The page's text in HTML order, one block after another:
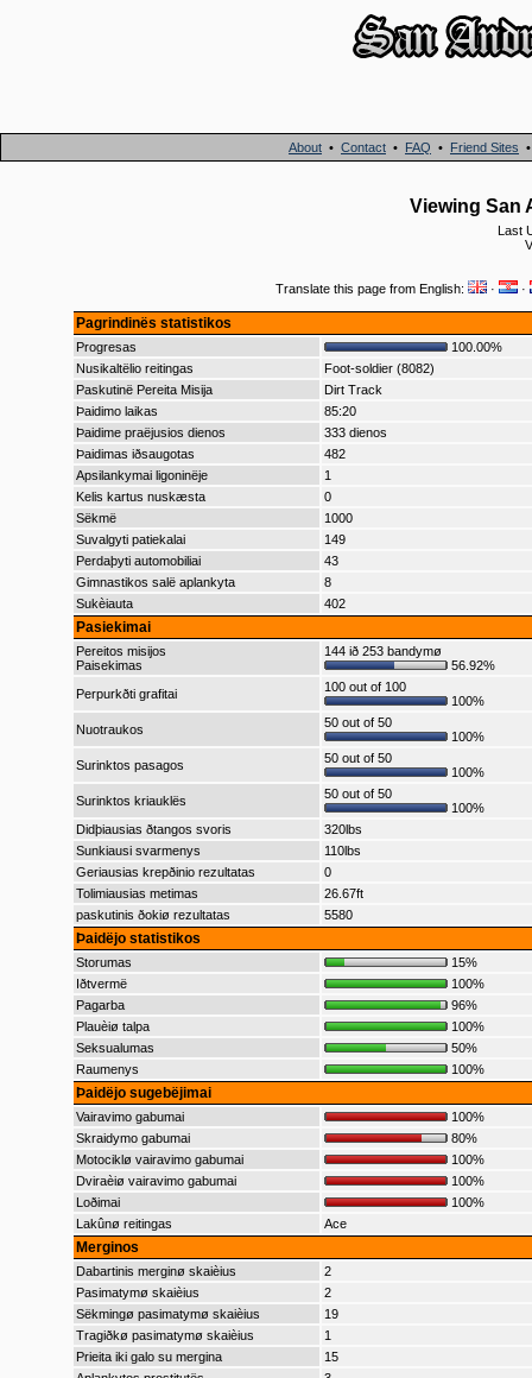
About • Contact • FAQ • Friend Sites
Viewing San
Last
Translate this page from English: · ·
Pagrindinës statistikos
Progresas
100.00%
Nusikaltëlio reitingas
Foot-soldier (8082)
Paskutinë Pereita Misija
Dirt Track
Þaidimo laikas
85:20
Þaidime praëjusios dienos
333 dienos
Þaidimas iðsaugotas
482
Apsilankymai ligoninëje
1
Kelis kartus nuskæsta
0
Sëkmë
1000
Suvalgyti patiekalai
149
Perdaþyti automobiliai
43
Gimnastikos salë aplankyta
8
Sukèiauta
402
Pasiekimai
Pereitos misijos
Paisekimas
144 ið 253 bandymø
56.92%
Perpurkðti grafitai
100 out of 100
100%
Nuotraukos
50 out of 50
100%
Surinktos pasagos
50 out of 50
100%
Surinktos kriauklës
50 out of 50
100%
Didþiausias ðtangos svoris
320lbs
Sunkiausi svarmenys
110lbs
Geriausias krepðinio rezultatas
0
Tolimiausias metimas
26.67ft
paskutinis ðokiø rezultatas
5580
Þaidëjo statistikos
Storumas
15%
Iðtvermë
100%
Pagarba
96%
Plauèiø talpa
100%
Seksualumas
50%
Raumenys
100%
Þaidëjo sugebëjimai
Vairavimo gabumai
100%
Skraidymo gabumai
80%
Motociklø vairavimo gabumai
100%
Dviraèiø vairavimo gabumai
100%
Loðimai
100%
Lakûnø reitingas
Ace
Merginos
Dabartinis merginø skaièius
2
Pasimatymø skaièius
2
Sëkmingø pasimatymø skaièius
19
Tragiðkø pasimatymø skaièius
1
Prieita iki galo su mergina
15